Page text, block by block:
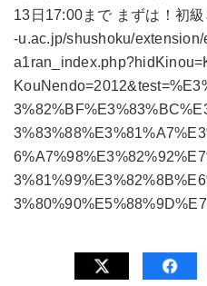
13日17:00まで まずは！初
-u.ac.jp/shushoku/